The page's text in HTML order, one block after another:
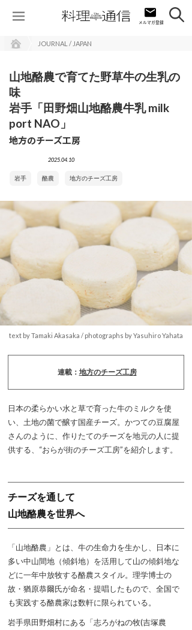
JOURNAL / JAPAN
山地酪農で育てた野草牛の生乳の
味
岩手「田野畑山地酪農牛乳 milk
port NAO」
地方のチーズ工房
2025.04.10
岩手 酪農 地方のチーズ工房
text by Tamaki Akasaka / photographs by Yasuhiro Yahata
連載： 地方のチーズ工房
日本の柔らかい水と草で育った牛のミルクを使
い、土地の菌で醸す国産チーズ。かつての豆腐屋
さんのように、作りたてのチーズを地元の人に提
供する、“おらが街のチーズ工房”を紹介します。
チーズを通して
山地酪農を世界へ
「山地酪農」とは、牛の生命力を生かし、日本に
多い中山間地（傾斜地）を活用して山の傾斜地な
どに一年中放牧する酪農スタイル。理学博士の
故・猶原恭爾氏が命名・提唱したもので、全国で
も実践する酪農家は数軒に限られている。
岩手県田野畑村にある「志ろがねの牧(吉塚農